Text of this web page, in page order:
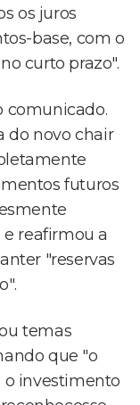
os juros
base, com o
curto prazo".
comunicado.
do novo chair
futuros
reafirmou a
"reservas
temas
que "o
investimento